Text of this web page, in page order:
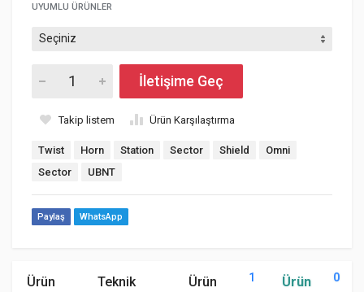
UYUMLU ÜRÜNLER
İletişime Geç
Takip listem Ürün Karşılaştırma
Twist Horn Station Sector Shield
Omni
Sector
UBNT
Paylaş WhatsApp
Ürün
Teknik
Ürün
1
Ürün
0